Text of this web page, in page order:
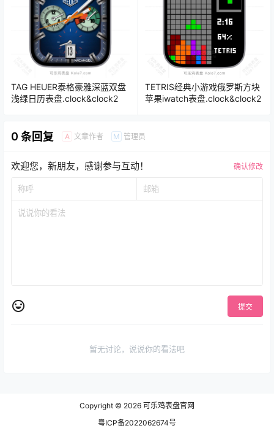
TAG HEUER泰格豪雅深蓝双盘
浅绿日历表盘.clock&clock2
TETRIS经典小游戏俄罗斯方块
苹果iwatch表盘.clock&clock2
0 条回复 A 文章作者 M 管理员
欢迎您，新朋友，感谢参与互动！ 确认修改
提交
暂无讨论，说说你的看法吧
Copyright © 2026 可乐鸡表盘官网
粤ICP备2022062674号